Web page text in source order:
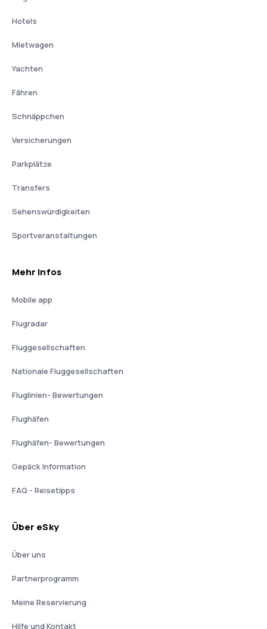
Hotels
Mietwagen
Yachten
Fähren
Schnäppchen
Versicherungen
Parkplätze
Transfers
Sehenswürdigkeiten
Sportveranstaltungen
Mehr Infos
Mobile app
Flugradar
Fluggesellschaften
Nationale Fluggesellschaften
Fluglinien- Bewertungen
Flughäfen
Flughäfen- Bewertungen
Gepäck Information
FAQ - Reisetipps
Über eSky
Über uns
Partnerprogramm
Meine Reservierung
Hilfe und Kontakt